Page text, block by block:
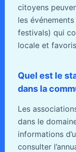
citoyens
les
festivals) qui
locale et
Quel est le
dans la
Les
dans le
informations
consulter